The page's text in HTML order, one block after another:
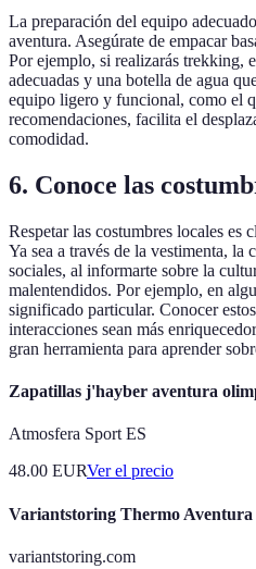
La preparación del equipo
aventura. Asegúrate de empacar
Por ejemplo, si realizarás trekking,
adecuadas y una botella de agua
equipo ligero y funcional, como el
recomendaciones, facilita el
comodidad.
6. Conoce las
Respetar las costumbres locales es
Ya sea a través de la vestimenta, la
sociales, al informarte sobre la
malentendidos. Por ejemplo, en
significado particular. Conocer
interacciones sean más
gran herramienta para aprender
Zapatillas j'hayber aventura
Atmosfera Sport ES
48.00 EURVer el precio
Variantstoring Thermo Aventura
variantstoring.com